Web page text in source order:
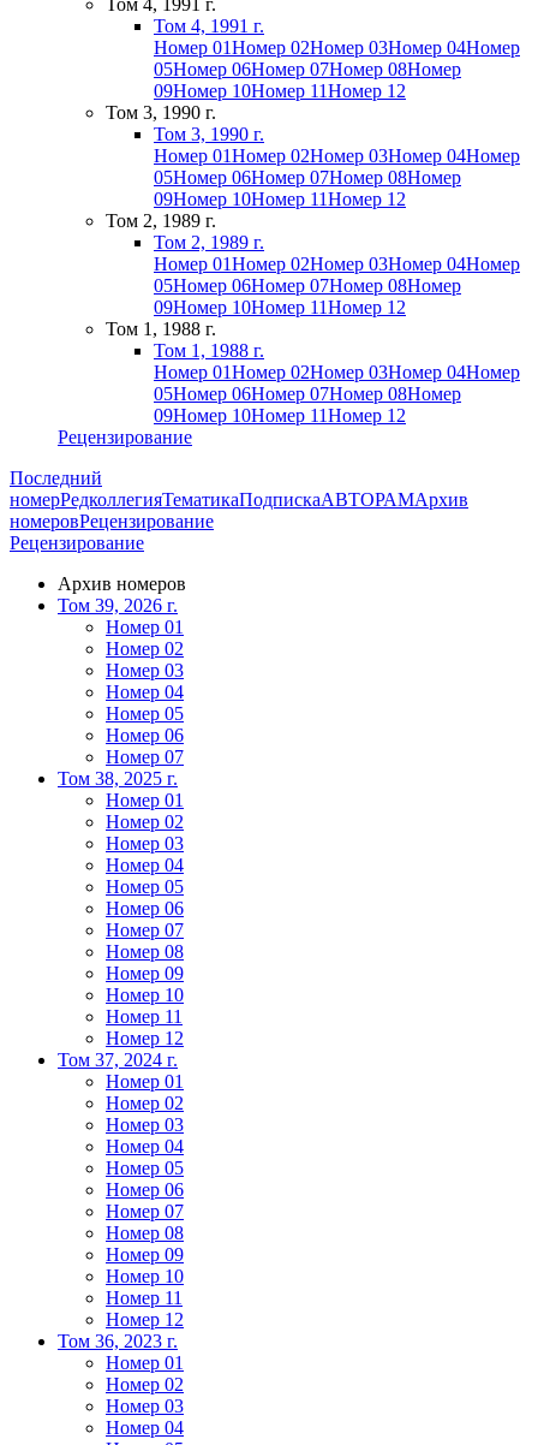
Том 4, 1991 г.
Том 4, 1991 г.
Номер 01Номер 02Номер 03Номер 04Номер
05Номер 06Номер 07Номер 08Номер
09Номер 10Номер 11Номер 12
Том 3, 1990 г.
Том 3, 1990 г.
Номер 01Номер 02Номер 03Номер 04Номер
05Номер 06Номер 07Номер 08Номер
09Номер 10Номер 11Номер 12
Том 2, 1989 г.
Том 2, 1989 г.
Номер 01Номер 02Номер 03Номер 04Номер
05Номер 06Номер 07Номер 08Номер
09Номер 10Номер 11Номер 12
Том 1, 1988 г.
Том 1, 1988 г.
Номер 01Номер 02Номер 03Номер 04Номер
05Номер 06Номер 07Номер 08Номер
09Номер 10Номер 11Номер 12
Рецензирование
Последний
номерРедколлегияТематикаПодпискаАВТОРАМАрхив
номеровРецензирование
Рецензирование
Архив номеров
Том 39, 2026 г.
Номер 01
Номер 02
Номер 03
Номер 04
Номер 05
Номер 06
Номер 07
Том 38, 2025 г.
Номер 01
Номер 02
Номер 03
Номер 04
Номер 05
Номер 06
Номер 07
Номер 08
Номер 09
Номер 10
Номер 11
Номер 12
Том 37, 2024 г.
Номер 01
Номер 02
Номер 03
Номер 04
Номер 05
Номер 06
Номер 07
Номер 08
Номер 09
Номер 10
Номер 11
Номер 12
Том 36, 2023 г.
Номер 01
Номер 02
Номер 03
Номер 04